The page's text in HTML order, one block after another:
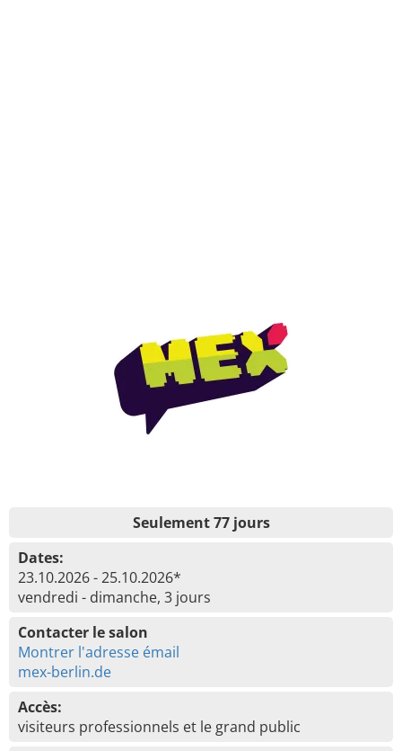
Seulement 77 jours
Dates:
23.10.2026 - 25.10.2026*
vendredi - dimanche, 3 jours
Contacter le salon
Montrer l'adresse émail
mex-berlin.de
Accès:
visiteurs professionnels et le grand public